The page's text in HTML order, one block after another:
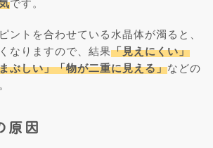
です。
ントを合わせている水晶体が濁ると、
なりますので、結果「見えにくい」
ぶしい」「物が二重に見える」などの
原因